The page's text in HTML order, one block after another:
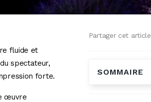
fluide et
spectateur,
forte.
œuvre
Partager cet article
SOMMAIRE